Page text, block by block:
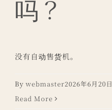
吗？
没有自动售货机。
By webmaster2026年6月20日
Read More